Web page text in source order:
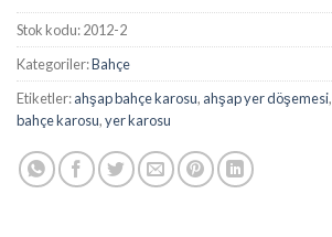
Stok kodu:2012-2
Kategoriler:Bahçe
Etiketler:ahşap bahçe karosu, ahşap yer döşemesi,
bahçe karosu,yer karosu